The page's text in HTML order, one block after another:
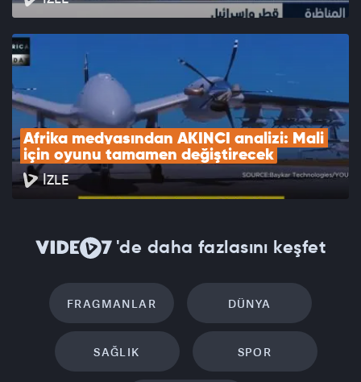
Afrika medyasından AKINCI analizi: Mali
için oyunu tamamen değiştirecek
İZLE
'de daha fazlasını keşfet
FRAGMANLAR DÜNYA
SAĞLIK SPOR